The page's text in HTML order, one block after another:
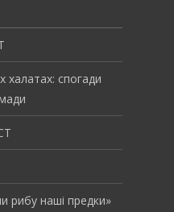
халатах: спогади
рибу наші предки»